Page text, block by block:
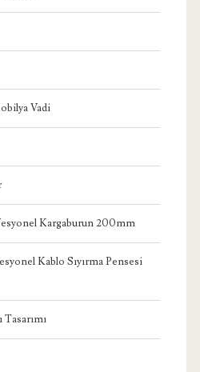
Vadi
Kargaburun 200mm
Kablo Sıyırma Pensesi
Tasarımı